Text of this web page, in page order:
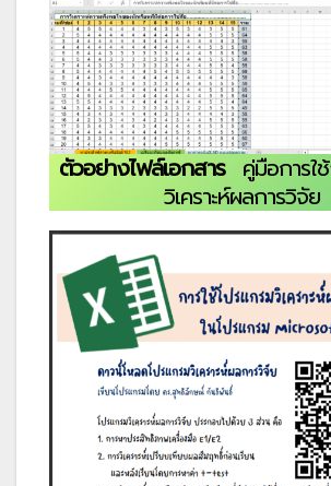
ตัวอย่างไฟล์เอกสาร คู่มือการใ
วิเคราะห์ผลการวิจัย